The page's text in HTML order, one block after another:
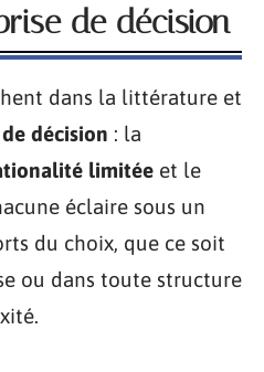
de décision
dans la littérature et
décision : la
limitée et le
éclaire sous un
du choix, que ce soit
ou dans toute structure